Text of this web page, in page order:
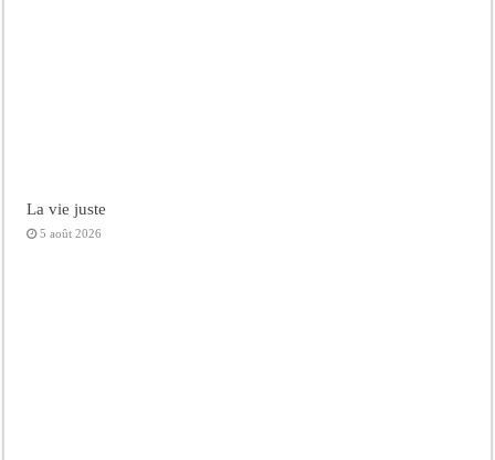
La vie juste
5 août 2026